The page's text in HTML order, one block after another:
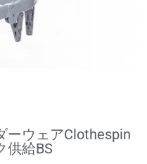
ーウェアclothespin
供給BS